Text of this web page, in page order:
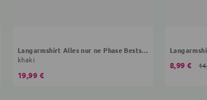
Langarmshirt Alles nur ne Phase Bestseller Kollektion
khaki
19,99 €
8,99 €